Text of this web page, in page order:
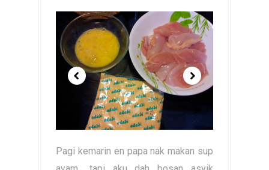
Pagi kemarin en papa nak makan sup